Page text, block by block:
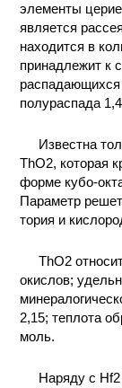
ХИМИЯ
И
элементы
является
находится в
принадлежит к
распадающихся
полураспада
Известна
ThO2, которая
форме кубо-
Параметр
тория и
ThO2
окислов;
2,15; теплота
моль.
Наряду с Нf2